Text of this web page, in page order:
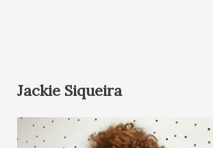
Jackie Siqueira